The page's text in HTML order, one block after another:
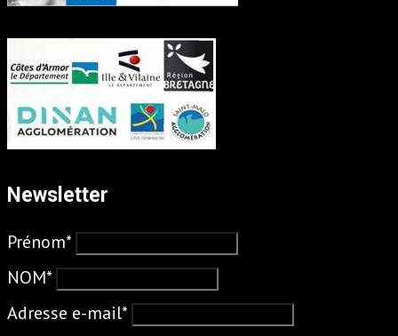
Newsletter
Prénom*
NOM*
Adresse e-mail*